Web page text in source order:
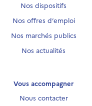
Nos dispositifs
Nos offres d’emploi
Nos marchés publics
Nos actualités
Vous accompagner
Nous contacter